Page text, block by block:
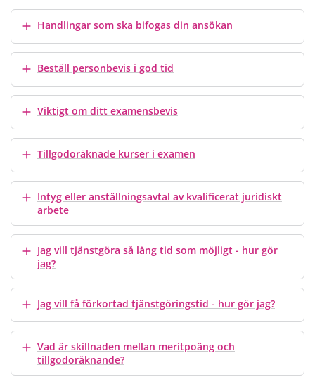
Visa merHandlingar som ska bifogas din ansökan
Visa merBeställ personbevis i god tid
Visa merViktigt om ditt examensbevis
Visa merTillgodoräknade kurser i examen
Visa merIntyg eller anställningsavtal av kvalificerat juridiskt
arbete
Visa merJag vill tjänstgöra så lång tid som möjligt - hur gör
jag?
Visa merJag vill få förkortad tjänstgöringstid - hur gör jag?
Visa merVad är skillnaden mellan meritpoäng och
tillgodoräknande?